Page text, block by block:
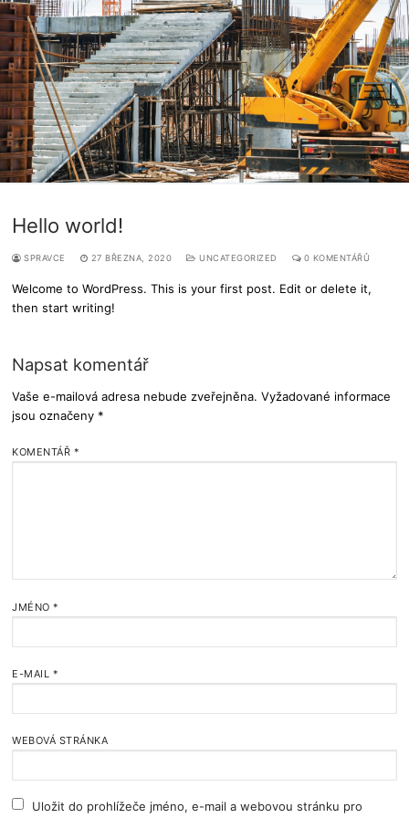
Přeskočit
na
obsah
Hledat:
Hello world!
SPRAVCE 27 BŘEZNA, 2020 UNCATEGORIZED 0 KOMENTÁŘŮ
Welcome to WordPress. This is your first post. Edit or delete it,
then start writing!
Napsat komentář
Vaše e-mailová adresa nebude zveřejněna. Vyžadované informace
jsou označeny *
KOMENTÁŘ *
JMÉNO *
E-MAIL *
WEBOVÁ STRÁNKA
Uložit do prohlížeče jméno, e-mail a webovou stránku pro